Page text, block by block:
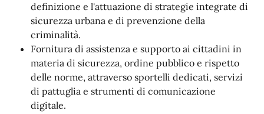
definizione e l'attuazione di strategie integrate di
sicurezza urbana e di prevenzione della
criminalità.
Fornitura di assistenza e supporto ai cittadini in
materia di sicurezza, ordine pubblico e rispetto
delle norme, attraverso sportelli dedicati, servizi
di pattuglia e strumenti di comunicazione
digitale.